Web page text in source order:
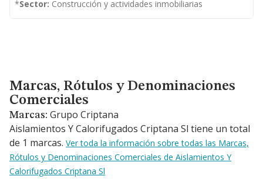
*Sector: Construcción y actividades inmobiliarias
Marcas, Rótulos y Denominaciones Comerciales
Marcas, Rótulos y Denominaciones
Comerciales
Marcas: Grupo Criptana
Aislamientos Y Calorifugados Criptana Sl tiene un total
de 1 marcas. Ver toda la información sobre todas las Marcas,
Rótulos y Denominaciones Comerciales de Aislamientos Y
Calorifugados Criptana Sl